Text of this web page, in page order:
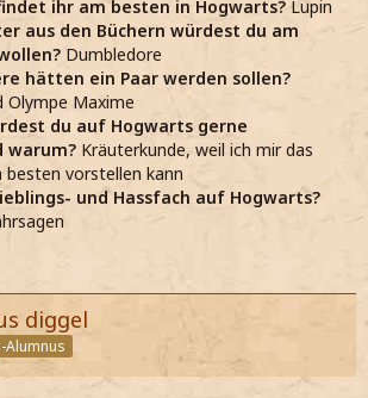
ihr am besten in Hogwarts? Lupin
aus den Büchern würdest du am
Dumbledore
hätten ein Paar werden sollen?
Olympe Maxime
du auf Hogwarts gerne
warum? Kräuterkunde, weil ich mir das
besten vorstellen kann
und Hassfach auf Hogwarts?
diggel
Alumnus